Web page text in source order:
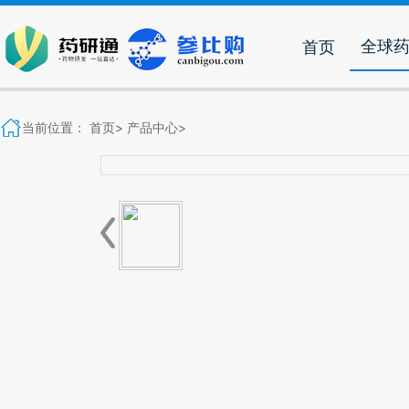
首页 全球
当前位置： 首页> 产品中心>